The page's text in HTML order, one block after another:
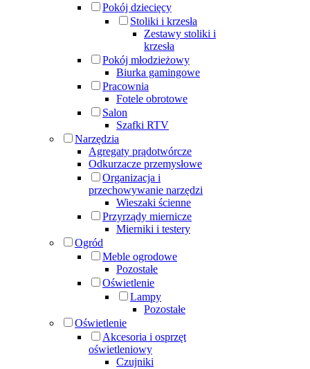
Pokój dziecięcy
Stoliki i krzesła
Zestawy stoliki i
krzesła
Pokój młodzieżowy
Biurka gamingowe
Pracownia
Fotele obrotowe
Salon
Szafki RTV
Narzędzia
Agregaty prądotwórcze
Odkurzacze przemysłowe
Organizacja i
przechowywanie narzędzi
Wieszaki ścienne
Przyrządy miernicze
Mierniki i testery
Ogród
Meble ogrodowe
Pozostałe
Oświetlenie
Lampy
Pozostałe
Oświetlenie
Akcesoria i osprzęt
oświetleniowy
Czujniki